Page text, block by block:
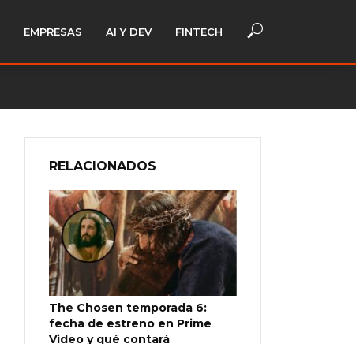
EMPRESAS AI Y DEV FINTECH
RELACIONADOS
The Chosen temporada 6:
fecha de estreno en Prime
Video y qué contará